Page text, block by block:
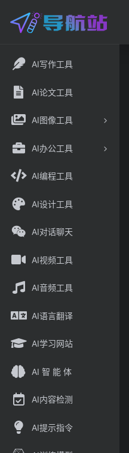
AI写作工具
AI论文工具
AI图像工具
AI办公工具
AI编程工具
AI设计工具
AI对话聊天
AI视频工具
AI音频工具
AI语言翻译
AI学习网站
AI 智 能 体
AI内容检测
AI提示指令